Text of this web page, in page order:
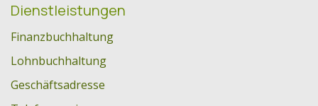
Dienstleistungen
Finanzbuchhaltung
Lohnbuchhaltung
Geschäftsadresse